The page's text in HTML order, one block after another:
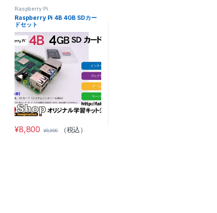
Raspberry Pi
Raspberry Pi 4B 4GB SDカー
ドセット
¥8,800 ¥9,900 （税込）